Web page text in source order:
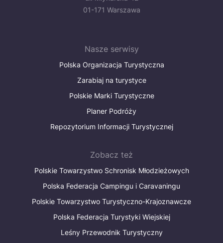
01-171 Warszawa
Nasze serwisy
Polska Organizacja Turystyczna
Zarabiaj na turystyce
Polskie Marki Turystyczne
Planer Podróży
Repozytorium Informacji Turystycznej
Zobacz też
Polskie Towarzystwo Schronisk Młodzieżowych
Polska Federacja Campingu i Caravaningu
Polskie Towarzystwo Turystyczno-Krajoznawcze
Polska Federacja Turystyki Wiejskiej
Leśny Przewodnik Turystyczny